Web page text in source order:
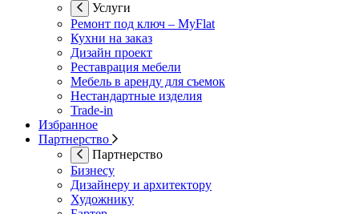
Услуги
Ремонт под ключ – MyFlat
Кухни на заказ
Дизайн проект
Реставрация мебели
Мебель в аренду для съемок
Нестандартные изделия
Trade-in
Избранное
Партнерство
Партнерство
Бизнесу
Дизайнеру и архитектору
Художнику